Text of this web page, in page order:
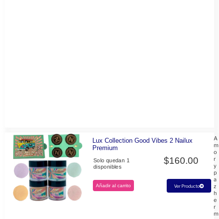
Lux Collection Good Vibes 2 Nailux
Premium
Solo quedan 1
disponibles
$160.00
Añadir al carrito Ver Producto
A
m
o
r
y
p
a
z
h
e
r
m